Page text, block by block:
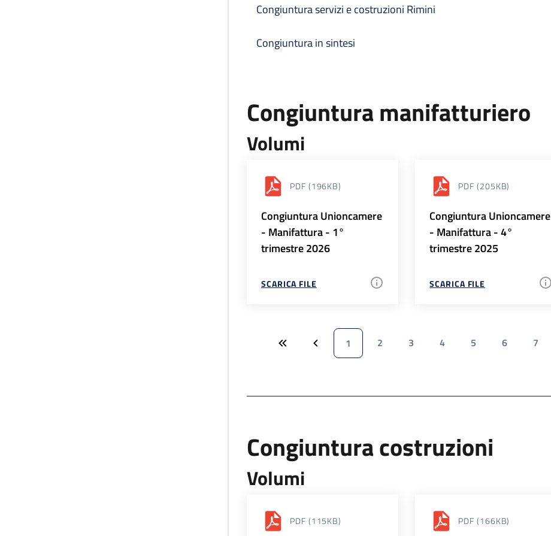
Congiuntura servizi e costruzioni Rimini
Congiuntura in sintesi
Congiuntura manifatturiero
Volumi
PDF (196KB)
Congiuntura Unioncamere
- Manifattura - 1°
trimestre 2026
SCARICA FILE
PDF (205KB)
Congiuntura Unioncamere
- Manifattura - 4°
trimestre 2025
SCARICA FILE
1 2 3 4 5 6 7
Congiuntura costruzioni
Volumi
PDF (115KB) PDF (166KB)